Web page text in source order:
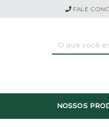
FALE
NOSSOS